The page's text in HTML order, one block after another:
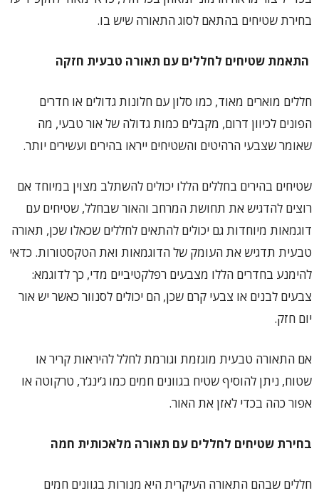
בחירת שטיחים בהתאם לסוג התאורה שיש בו.
התאמת שטיחים לחללים עם תאורה טבעית חזקה
חללים מוארים מאוד, כמו סלון עם חלונות גדולים או חדרים
הפונים לכיוון דרום, מקבלים כמות גדולה של אור טבעי, מה
שאומר שצבעי הרהיטים והשטיחים ייראו בהירים ועשירים יותר.
שטיחים בהירים בחללים הללו יכולים להשתלב מצוין במיוחד אם
רוצים להדגיש את תחושת המרחב והאור שבחלל, שטיחים עם
דוגמאות מיוחדות גם יכולים להתאים לחללים שכאלו שכן, תאורה
טבעית תדגיש את העומק של הדוגמאות ואת הטקסטורות. כדאי
להימנע בחדרים הללו מצבעים רפלקטיביים מדי, כך לדוגמא:
צבעים לבנים או צבעי קרם שכן, הם יכולים לסנוור כאשר יש אור
יום חזק.
אם התאורה טבעית מוגזמת וגורמת לחלל להיראות קריר או
שטוח, ניתן להוסיף שטיח בגוונים חמים כמו ג’ינג’ר, טרקוטה או
אפור כהה בכדי לאזן את האור.
בחירת שטיחים לחללים עם תאורה מלאכותית חמה
חללים שבהם התאורה העיקרית היא מנורות בגוונים חמים